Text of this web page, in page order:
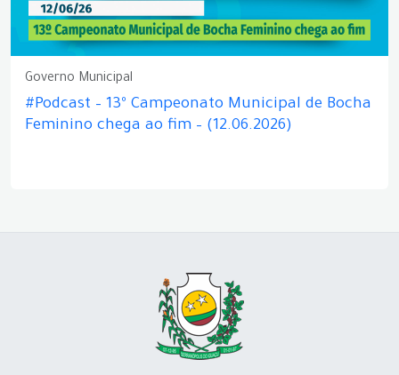
Governo Municipal
#Podcast – 13º Campeonato Municipal de Bocha
Feminino chega ao fim – (12.06.2026)